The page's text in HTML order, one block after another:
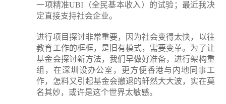
一项精准UBI（全民基本收入）的试验；最近我决
定直接支持社会企业。
进行项目探讨非常重要，因为社会变得太快，以往
教育工作的框框，是旧有模式，需要变革。为了让
基金会探讨新方法，我们早做好准备，进行架构重
组，在深圳设办公室，更方便香港与内地同事工
作，怎料又引起基金会撤退的轩然大大波，实在莫
名其妙，或许是这个世界太敏感。